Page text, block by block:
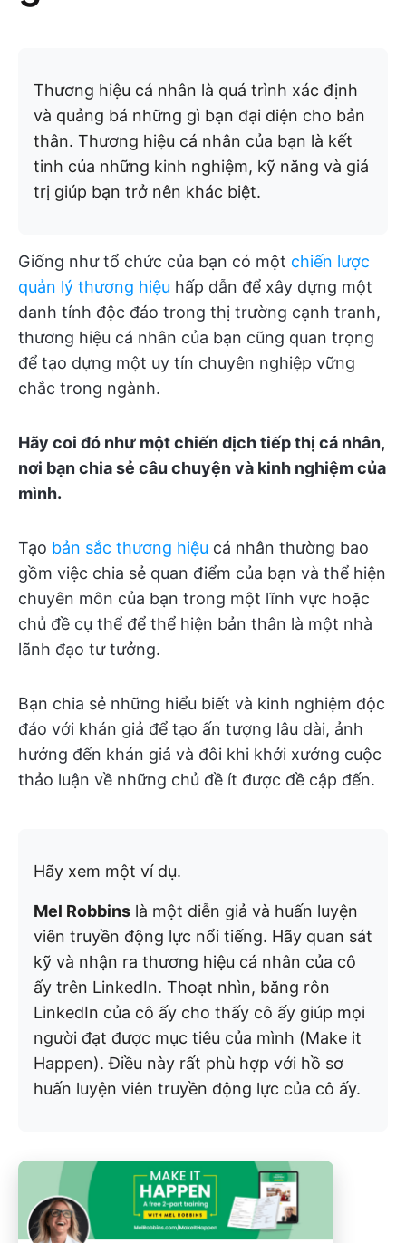
Thương hiệu cá nhân là quá trình xác định
và quảng bá những gì bạn đại diện cho bản
thân. Thương hiệu cá nhân của bạn là kết
tinh của những kinh nghiệm, kỹ năng và giá
trị giúp bạn trở nên khác biệt.
Giống như tổ chức của bạn có một chiến lược
quản lý thương hiệu hấp dẫn để xây dựng một
danh tính độc đáo trong thị trường cạnh tranh,
thương hiệu cá nhân của bạn cũng quan trọng
để tạo dựng một uy tín chuyên nghiệp vững
chắc trong ngành.
Hãy coi đó như một chiến dịch tiếp thị cá nhân,
nơi bạn chia sẻ câu chuyện và kinh nghiệm của
mình.
Tạo bản sắc thương hiệu cá nhân thường bao
gồm việc chia sẻ quan điểm của bạn và thể hiện
chuyên môn của bạn trong một lĩnh vực hoặc
chủ đề cụ thể để thể hiện bản thân là một nhà
lãnh đạo tư tưởng.
Bạn chia sẻ những hiểu biết và kinh nghiệm độc
đáo với khán giả để tạo ấn tượng lâu dài, ảnh
hưởng đến khán giả và đôi khi khởi xướng cuộc
thảo luận về những chủ đề ít được đề cập đến.
Hãy xem một ví dụ.
Mel Robbins là một diễn giả và huấn luyện
viên truyền động lực nổi tiếng. Hãy quan sát
kỹ và nhận ra thương hiệu cá nhân của cô
ấy trên LinkedIn. Thoạt nhìn, băng rôn
LinkedIn của cô ấy cho thấy cô ấy giúp mọi
người đạt được mục tiêu của mình (Make it
Happen). Điều này rất phù hợp với hồ sơ
huấn luyện viên truyền động lực của cô ấy.